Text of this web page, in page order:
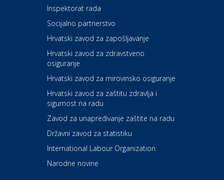
Auto-moto i tehnika
Zdravlje i osiguranje
Povoljnosti
Dental Sudar
Dom i dizajn
Euro-vrt – kosilice, motorne
Inspektorat rada
Socijalno partnerstvo
Hrvatski zavod za zapošljavanje
Hrvatski zavod za zdravstveno
osiguranje
Hrvatski zavod za mirovinsko osiguranje
Hrvatski zavod za zaštitu zdravlja i
sigurnost na radu
Zavod za unapređivanje zaštite na radu
Državni zavod za statistiku
International Labour Organization
Narodne novine